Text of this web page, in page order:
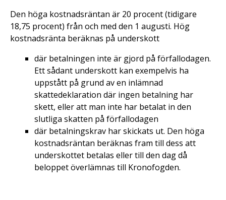
Den höga kostnadsräntan är 20 procent (tidigare
18,75 procent) från och med den 1 augusti. Hög
kostnadsränta beräknas på underskott
där betalningen inte är gjord på förfallodagen.
Ett sådant underskott kan exempelvis ha
uppstått på grund av en inlämnad
skattedeklaration där ingen betalning har
skett, eller att man inte har betalat in den
slutliga skatten på förfallodagen
där betalningskrav har skickats ut. Den höga
kostnadsräntan beräknas fram till dess att
underskottet betalas eller till den dag då
beloppet överlämnas till Kronofogden.